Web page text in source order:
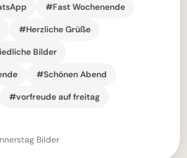
#Fast Wochenende
#Herzliche Grüße
Bilder
#Schönen Abend
#vorfreude auf freitag
Bilder